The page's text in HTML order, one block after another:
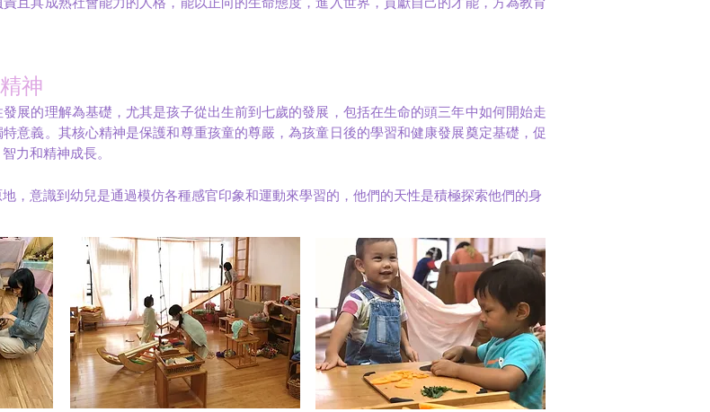
神
展的理解為基礎，尤其是孩子從出生前到七歲的發展，包括在生命的頭三年中如何開始走
意義。其核心精神是保護和尊重孩童的尊嚴，為孩童日後的學習和健康發展奠定基礎，促
力和精神成長。
，意識到幼兒是通過模仿各種感官印象和運動來學習的，他們的天性是積極探索他們的身